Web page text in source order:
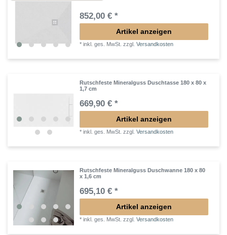
852,00 € *
Artikel anzeigen
*inkl. ges. MwSt. zzgl.Versandkosten
Rutschfeste Mineralguss Duschtasse 180 x 80 x
1,7 cm
669,90 € *
Artikel anzeigen
*inkl. ges. MwSt. zzgl.Versandkosten
Rutschfeste Mineralguss Duschwanne 180 x 80
x 1,6 cm
695,10 € *
Artikel anzeigen
*inkl. ges. MwSt. zzgl.Versandkosten